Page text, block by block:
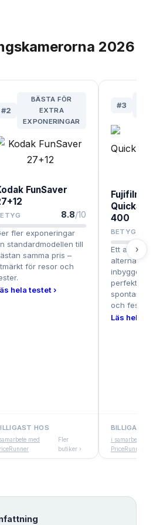
2026
#2
BÄSTA FÖR
EXTRA
EXPONERINGAR
FunSaver
8.8/10
fler exponeringar
standardmodellen till
samma pris –
för resor och
hela testet ›
HOS
med
Fler
butiker ›
#3
Fujifilm
400
BETYG
Ett av de
inbyggd
perfekt för
spontana
och fester.
Läs hela
BILLIGAST
i samarbete
PriceRunner
›